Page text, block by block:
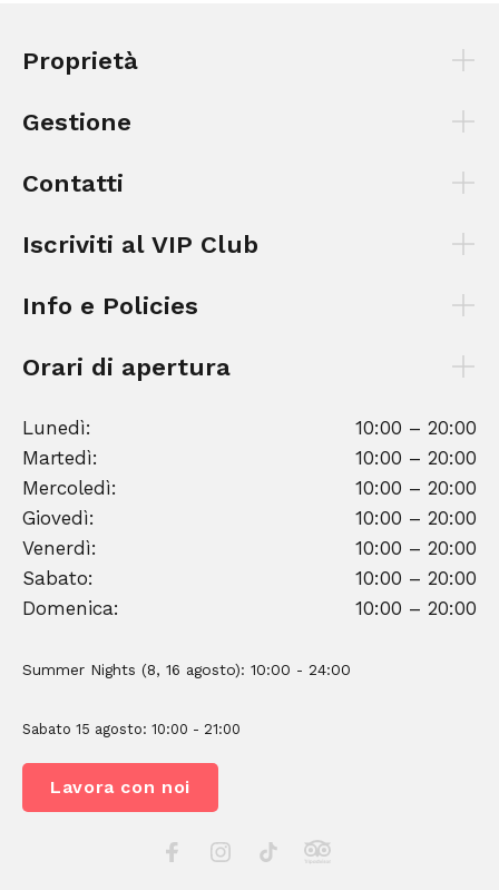
Proprietà
Gestione
Contatti
Iscriviti al VIP Club
Info e Policies
Orari di apertura
Lunedì:
10:00 – 20:00
Martedì:
10:00 – 20:00
Mercoledì:
10:00 – 20:00
Giovedì:
10:00 – 20:00
Venerdì:
10:00 – 20:00
Sabato:
10:00 – 20:00
Domenica:
10:00 – 20:00
Summer Nights (8, 16 agosto): 10:00 - 24:00
Sabato 15 agosto: 10:00 - 21:00
Lavora con noi